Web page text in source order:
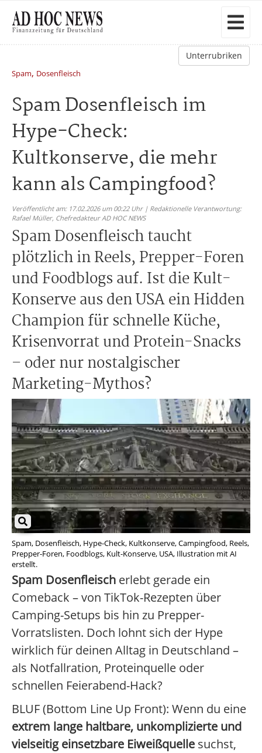
Unterrubriken
Spam, Dosenfleisch
Spam Dosenfleisch im
Hype-Check:
Kultkonserve, die mehr
kann als Campingfood?
Veröffentlicht am: 17.02.2026 um 00:22 Uhr | Redaktionelle Verantwortung:
Rafael Müller, Chefredakteur AD HOC NEWS
Spam Dosenfleisch taucht
plötzlich in Reels, Prepper-Foren
und Foodblogs auf. Ist die Kult-
Konserve aus den USA ein Hidden
Champion für schnelle Küche,
Krisenvorrat und Protein-Snacks
– oder nur nostalgischer
Marketing-Mythos?
Spam, Dosenfleisch, Hype-Check, Kultkonserve, Campingfood, Reels,
Prepper-Foren, Foodblogs, Kult-Konserve, USA, Illustration mit AI
erstellt.
Spam Dosenfleisch erlebt gerade ein
Comeback – von TikTok-Rezepten über
Camping-Setups bis hin zu Prepper-
Vorratslisten. Doch lohnt sich der Hype
wirklich für deinen Alltag in Deutschland –
als Notfallration, Proteinquelle oder
schnellen Feierabend-Hack?
BLUF (Bottom Line Up Front): Wenn du eine
extrem lange haltbare, unkomplizierte und
vielseitig einsetzbare Eiweißquelle suchst,